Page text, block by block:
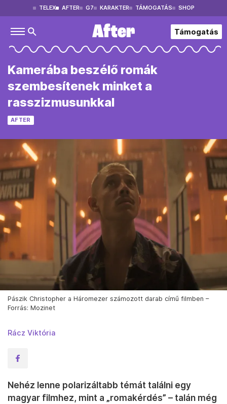
TELEX AFTER G7 KARAKTER TÁMOGATÁS SHOP
Támogatás
Kamerába beszélő romák
szembesítenek minket a
rasszizmusunkkal
AFTER
Pászik Christopher a Háromezer számozott darab című filmben –
Forrás: Mozinet
Rácz Viktória
Nehéz lenne polarizáltabb témát találni egy
magyar filmhez, mint a „romakérdés” – talán még